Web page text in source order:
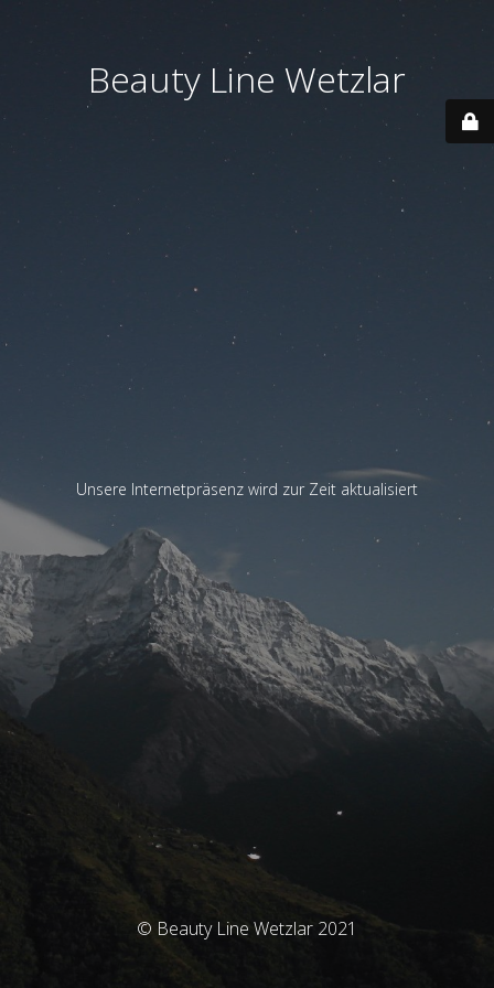
Beauty Line Wetzlar
Unsere Internetpräsenz wird zur Zeit aktualisiert
© Beauty Line Wetzlar 2021